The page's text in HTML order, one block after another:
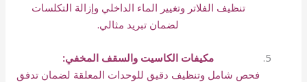
تنظيف الفلاتر وتغيير الماء الداخلي وإزالة التكلسات
لضمان تبريد مثالي.
مكيفات الكاسيت والسقف المخفي:
فحص شامل وتنظيف دقيق للوحدات المعلقة لضمان تدفق